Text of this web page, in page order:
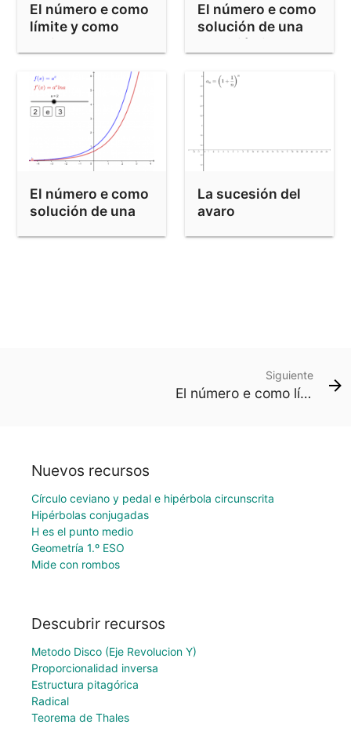
El número e como
límite y como
serie
El número e como
solución de una
ecuación integral
El número e como
solución de una
La sucesión del
avaro
Siguiente
El número e como límite y como serie
Nuevos recursos
Círculo ceviano y pedal e hipérbola circunscrita
Hipérbolas conjugadas
H es el punto medio
Geometría 1.º ESO
Mide con rombos
Descubrir recursos
Metodo Disco (Eje Revolucion Y)
Proporcionalidad inversa
Estructura pitagórica
Radical
Teorema de Thales